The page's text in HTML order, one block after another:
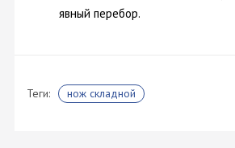
явный перебор.
Теги: нож складной